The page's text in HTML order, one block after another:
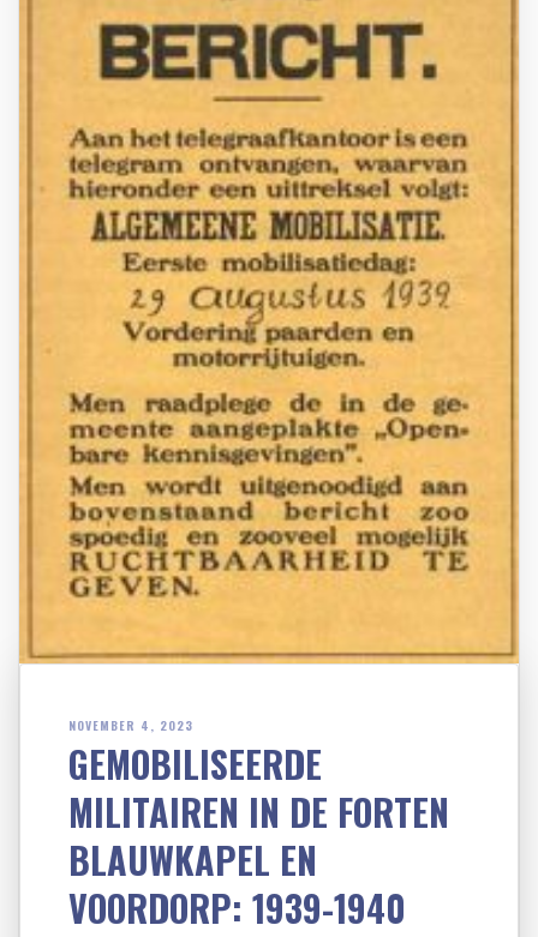
NOVEMBER 4, 2023
GEMOBILISEERDE
MILITAIREN IN DE FORTEN
BLAUWKAPEL EN
VOORDORP: 1939-1940